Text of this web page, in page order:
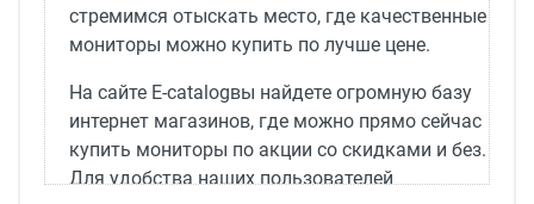
стремимся отыскать место, где качественные
мониторы можно купить по лучше цене.
На сайте E-catalogвы найдете огромную базу
интернет магазинов, где можно прямо сейчас
купить мониторы по акции со скидками и без.
Для удобства наших пользователей